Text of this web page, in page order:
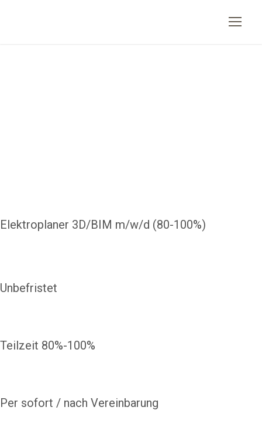
Elektroplaner 3D/BIM m/w/d (80-100%)
Unbefristet
Teilzeit 80%-100%
Per sofort / nach Vereinbarung